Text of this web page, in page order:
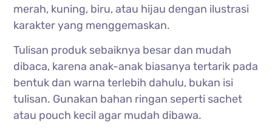
merah, kuning, biru, atau hijau dengan ilustrasi
karakter yang menggemaskan.
Tulisan produk sebaiknya besar dan mudah
dibaca, karena anak-anak biasanya tertarik pada
bentuk dan warna terlebih dahulu, bukan isi
tulisan. Gunakan bahan ringan seperti sachet
atau pouch kecil agar mudah dibawa.